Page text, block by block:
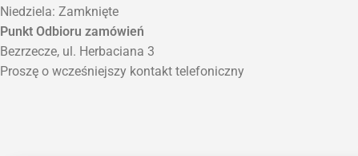
Niedziela: Zamknięte
Punkt Odbioru zamówień
Bezrzecze, ul. Herbaciana 3
Proszę o wcześniejszy kontakt telefoniczny